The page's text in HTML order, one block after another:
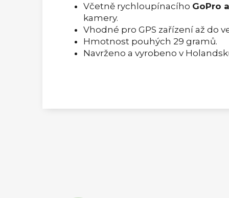
Včetně rychloupínacího GoPro
kamery.
Vhodné pro GPS zařízení až do
Hmotnost pouhých 29 gramů.
Navrženo a vyrobeno v